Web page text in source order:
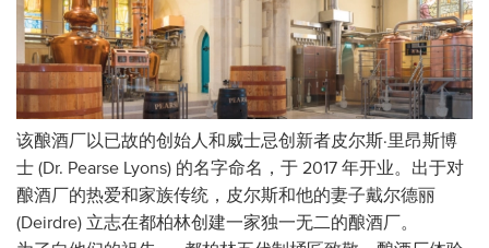
该酿酒厂以已故的创始人和威士忌创新者皮尔斯·里昂斯博
士 (Dr. Pearse Lyons) 的名字命名，于 2017 年开业。出于对
酿酒厂的热爱和家族传统，皮尔斯和他的妻子戴尔德丽
(Deirdre) 立志在都柏林创建一家独一无二的酿酒厂。